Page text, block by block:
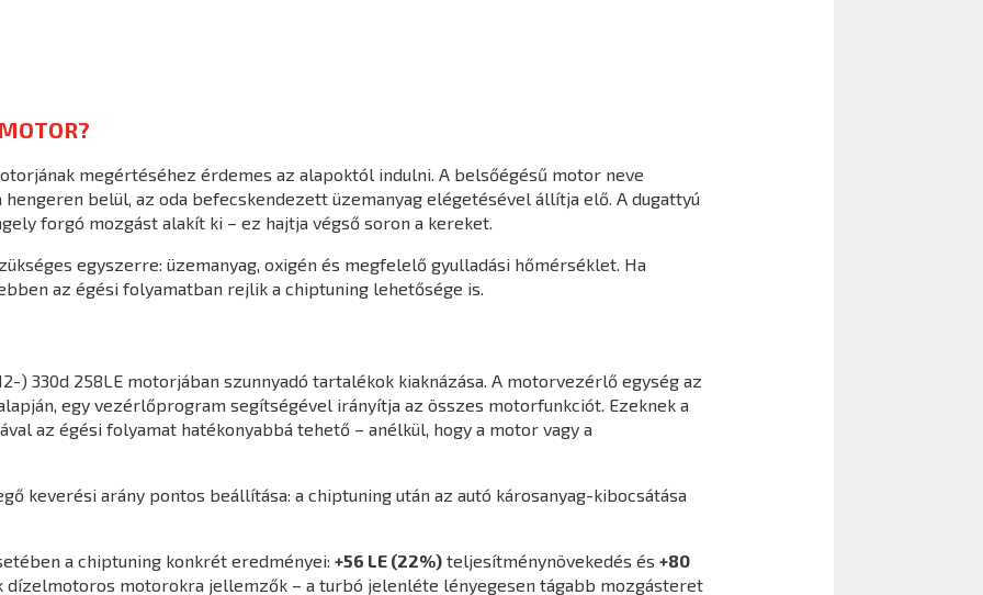
megértéséhez érdemes az alapoktól indulni. A belsőégésű motor neve
belül, az oda befecskendezett üzemanyag elégetésével állítja elő. A dugattyú
forgó mozgást alakít ki – ez hajtja végső soron a kereket.
egyszerre: üzemanyag, oxigén és megfelelő gyulladási hőmérséklet. Ha
az égési folyamatban rejlik a chiptuning lehetősége is.
) 330d 258LE motorjában szunnyadó tartalékok kiaknázása. A motorvezérlő egység az
egy vezérlőprogram segítségével irányítja az összes motorfunkciót. Ezeknek a
az égési folyamat hatékonyabbá tehető – anélkül, hogy a motor vagy a
keverési arány pontos beállítása: a chiptuning után az autó károsanyag-kibocsátása
a chiptuning konkrét eredményei: +56 LE (22%) teljesítménynövekedés és +80
motorokra jellemzők – a turbó jelenléte lényegesen tágabb mozgásteret